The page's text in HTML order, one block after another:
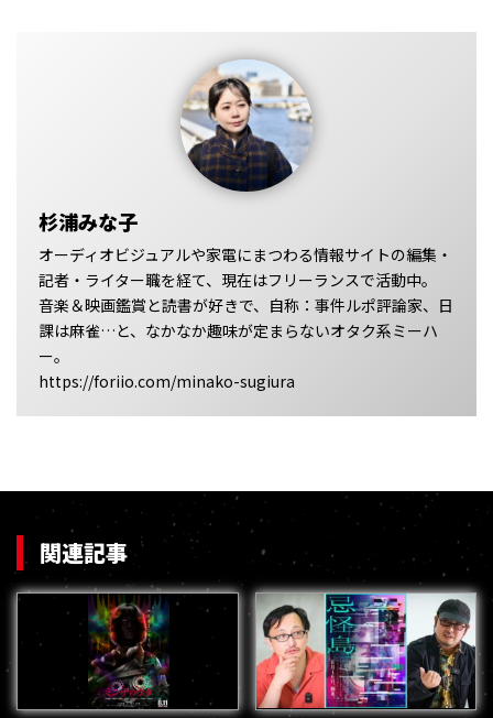
杉浦みな子
オーディオビジュアルや家電にまつわる情報サイトの編集・
記者・ライター職を経て、現在はフリーランスで活動中。
音楽＆映画鑑賞と読書が好きで、自称：事件ルポ評論家、日
課は麻雀…と、なかなか趣味が定まらないオタク系ミーハ
ー。
https://foriio.com/minako-sugiura
関連記事